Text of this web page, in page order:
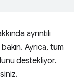
ayrıntılı
Ayrıca, tüm
destekliyor.